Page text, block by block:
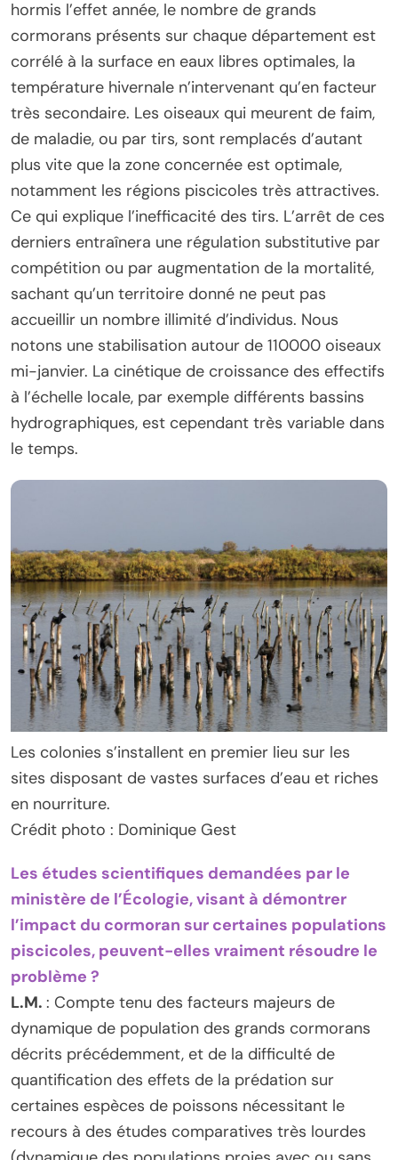
hormis l’effet année, le nombre de grands
cormorans présents sur chaque département est
corrélé à la surface en eaux libres optimales, la
température hivernale n’intervenant qu’en facteur
très secondaire. Les oiseaux qui meurent de faim,
de maladie, ou par tirs, sont remplacés d’autant
plus vite que la zone concernée est optimale,
notamment les régions piscicoles très attractives.
Ce qui explique l’inefficacité des tirs. L’arrêt de ces
derniers entraînera une régulation substitutive par
compétition ou par augmentation de la mortalité,
sachant qu’un territoire donné ne peut pas
accueillir un nombre illimité d’individus. Nous
notons une stabilisation autour de 110000 oiseaux
mi-janvier. La cinétique de croissance des effectifs
à l’échelle locale, par exemple différents bassins
hydrographiques, est cependant très variable dans
le temps.
Les colonies s’installent en premier lieu sur les
sites disposant de vastes surfaces d’eau et riches
en nourriture.
Crédit photo : Dominique Gest
Les études scientifiques demandées par le
ministère de l’Écologie, visant à démontrer
l’impact du cormoran sur certaines populations
piscicoles, peuvent-elles vraiment résoudre le
problème ?
L.M. : Compte tenu des facteurs majeurs de
dynamique de population des grands cormorans
décrits précédemment, et de la difficulté de
quantification des effets de la prédation sur
certaines espèces de poissons nécessitant le
recours à des études comparatives très lourdes